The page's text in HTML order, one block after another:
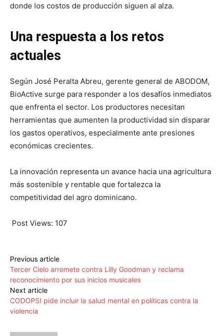
donde los costos de producción siguen al alza.
Una respuesta a los retos
actuales
Según José Peralta Abreu, gerente general de ABODOM,
BioActive surge para responder a los desafíos inmediatos
que enfrenta el sector. Los productores necesitan
herramientas que aumenten la productividad sin disparar
los gastos operativos, especialmente ante presiones
económicas crecientes.
La innovación representa un avance hacia una agricultura
más sostenible y rentable que fortalezca la
competitividad del agro dominicano.
Post Views: 107
Previous article
Tercer Cielo arremete contra Lilly Goodman y reclama
reconocimiento por sus inicios musicales
Next article
CODOPSI pide incluir la salud mental en políticas contra la
violencia